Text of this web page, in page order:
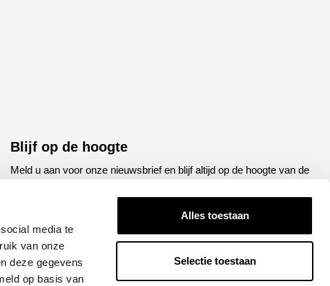
media te
van onze
deze gegevens
op basis van
Alles toestaan
Selectie toestaan
Blijf op de hoogte
Meld u aan voor onze nieuwsbrief en blijf altijd op de hoogte van de
mailadres
CAPTCHA